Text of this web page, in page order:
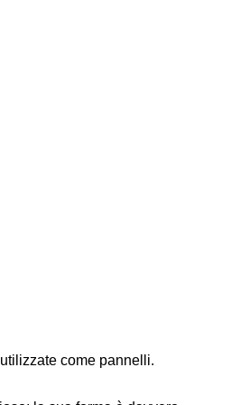
come pannelli.